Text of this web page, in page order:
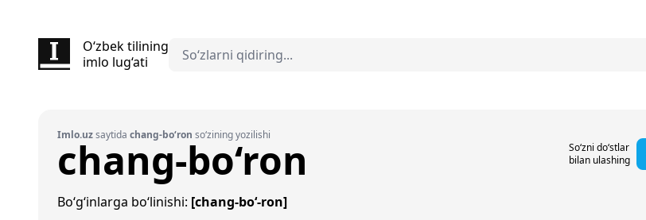
O‘zbek tilining
imlo lug‘ati
Imlo.uzsaytida chang-bo‘ron so‘zining yozilishi
chang-bo‘ron
So‘zni do‘stlar
bilan ulashing
Bo‘g‘inlarga bo‘linishi: [chang-bo‘-ron]